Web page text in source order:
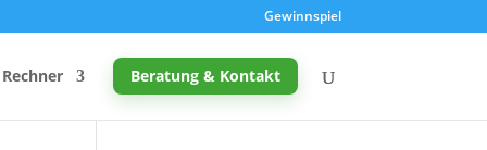
Gewinnspiel
Rechner Beratung & Kontakt